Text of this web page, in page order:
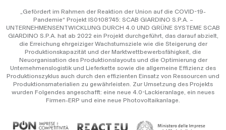
„Gefördert im Rahmen der Reaktion der Union auf die COVID-19-
Pandemie“ Projekt IS0108745: SCAB GIARDINO S.P.A. –
UNTERNEHMENSENTWICKLUNG DURCH 4.0 UND GRÜNE SYSTEME SCAB
GIARDINO S.P.A. hat ab 2022 ein Projekt durchgeführt, das darauf abzielt,
die Erreichung ehrgeiziger Wachstumsziele wie die Steigerung der
Produktionskapazität und der Marktwettbewerbsfähigkeit, die
Neuorganisation des Produktionslayouts und die Optimierung der
Unternehmenslogistik und Lieferkette sowie die allgemeine Effizienz des
Produktionszyklus auch durch den effizienten Einsatz von Ressourcen und
Produktionsmaterialien zu gewährleisten. Zur Umsetzung des Projekts
wurden Folgendes angeschafft: eine neue 4.0-Lackieranlage, ein neues
Firmen-ERP und eine neue Photovoltaikanlage.